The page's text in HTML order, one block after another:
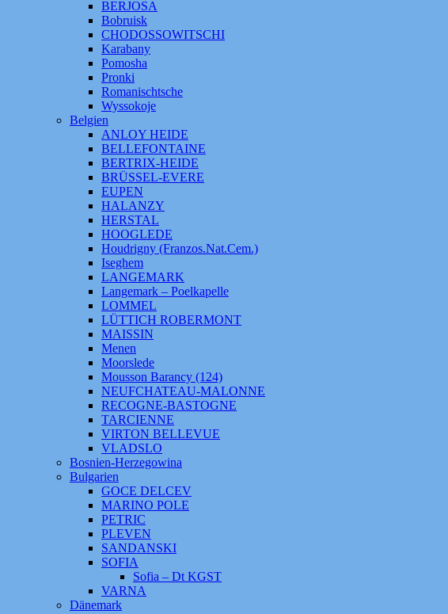
BERJOSA
Bobruisk
CHODOSSOWITSCHI
Karabany
Pomosha
Pronki
Romanischtsche
Wyssokoje
Belgien
ANLOY HEIDE
BELLEFONTAINE
BERTRIX-HEIDE
BRÜSSEL-EVERE
EUPEN
HALANZY
HERSTAL
HOOGLEDE
Houdrigny (Franzos.Nat.Cem.)
Iseghem
LANGEMARK
Langemark – Poelkapelle
LOMMEL
LÜTTICH ROBERMONT
MAISSIN
Menen
Moorslede
Mousson Barancy (124)
NEUFCHATEAU-MALONNE
RECOGNE-BASTOGNE
TARCIENNE
VIRTON BELLEVUE
VLADSLO
Bosnien-Herzegowina
Bulgarien
GOCE DELCEV
MARINO POLE
PETRIC
PLEVEN
SANDANSKI
SOFIA
Sofia – Dt KGST
VARNA
Dänemark